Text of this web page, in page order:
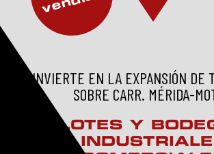
INVIERTE EN LA EXPANSIÓN DE
SOBRE CARR. MÉRIDA-
LOTES Y